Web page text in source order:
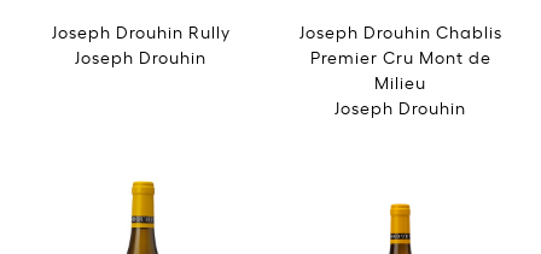
Joseph Drouhin Rully
Joseph Drouhin
Joseph Drouhin Chablis
Premier Cru Mont de
Milieu
Joseph Drouhin